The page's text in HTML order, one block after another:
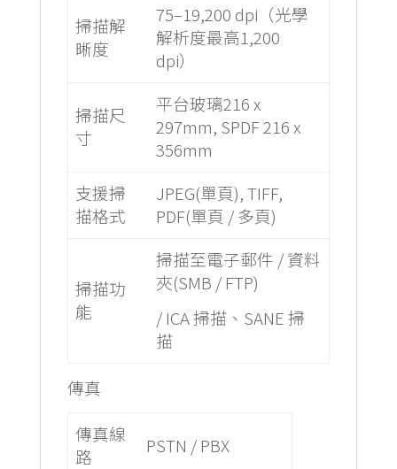
掃描解
晰度
75–19,200 dpi（光學
解析度最高1,200
dpi）
掃描尺
寸
平台玻璃216 x
297mm, SPDF 216 x
356mm
支援掃
描格式
JPEG(單頁), TIFF,
PDF(單頁 / 多頁)
掃描功
能
掃描至電子郵件 / 資料
夾(SMB / FTP)
/ ICA 掃描、SANE 掃
描
傳真
傳真線
路
PSTN / PBX